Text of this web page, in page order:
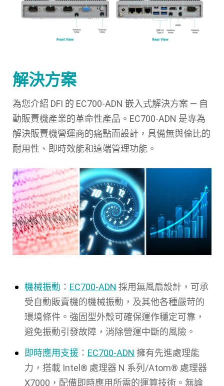
解決方案
為您介紹 DFI 的 EC700-ADN 嵌入式解決方案 — 自
動販賣機產業的革命性產品。EC700-ADN 是專為
解決販賣機營運商的痛點而設計，具備無與倫比的
耐用性、即時效能和遠端管理功能。
機械振動 ： EC700-ADN 採用無風扇設計，可承
受自動販賣機的機械振動，及其他各種嚴苛的
環境條件。強固型外殼可確保運作穩定可靠，
避免振動引發故障，消除營運中斷的風險。
即時應用支援 ： EC700-ADN 擁有先進處理能
力，搭載 Intel® 處理器 N 系列/Atom® 處理器
X7000，配備即時應用所需的運算技術。無論